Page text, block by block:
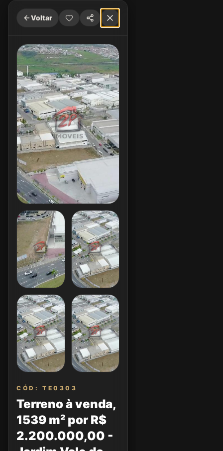
Voltar
CÓD: TE0303
Terreno à venda,
1539 m² por R$
2.200.000,00 -